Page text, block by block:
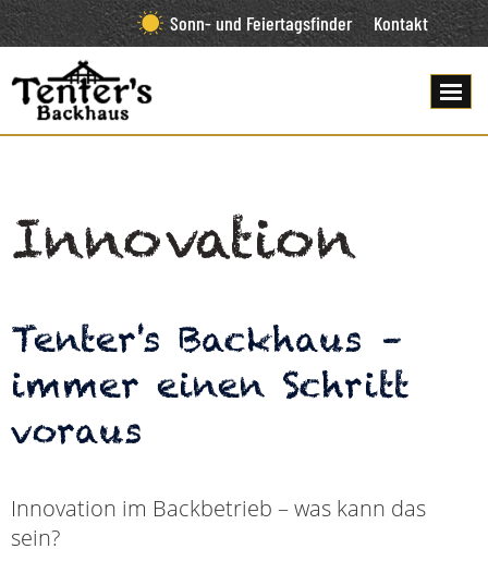
Sonn- und Feiertagsfinder Kontakt
Innovation
Tenter's Backhaus –
immer einen Schritt
voraus
Innovation im Backbetrieb – was kann das
sein?